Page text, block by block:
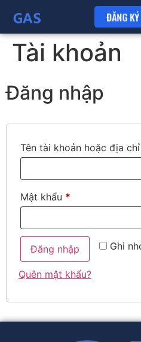
ĐĂNG
Tài khoản
Đăng nhập
Tên tài khoản hoặc địa
Mật khẩu *
Ghi
Đăng nhập
Quên mật khẩu?